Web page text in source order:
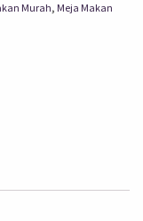
Murah, Meja Makan